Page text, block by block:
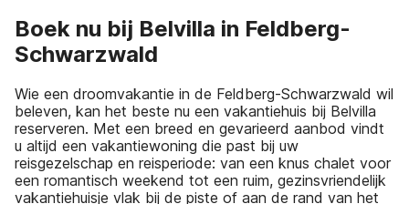
Boek nu bij Belvilla in Feldberg-
Schwarzwald
Wie een droomvakantie in de Feldberg-Schwarzwald wil
beleven, kan het beste nu een vakantiehuis bij Belvilla
reserveren. Met een breed en gevarieerd aanbod vindt
u altijd een vakantiewoning die past bij uw
reisgezelschap en reisperiode: van een knus chalet voor
een romantisch weekend tot een ruim, gezinsvriendelijk
vakantiehuisje vlak bij de piste of aan de rand van het